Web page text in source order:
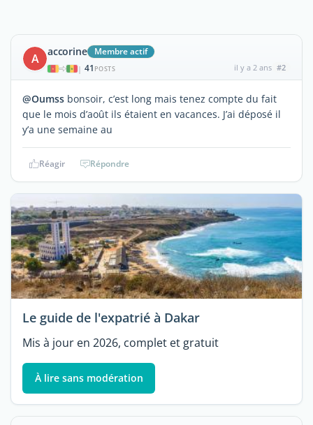
A accorine Membre actif
| 41 POSTS il y a 2 ans #2
@Oumss bonsoir, c’est long mais tenez compte du fait
que le mois d’août ils étaient en vacances. J’ai déposé il
y’a une semaine au
Réagir Répondre
Le guide de l'expatrié à Dakar
Mis à jour en 2026, complet et gratuit
À lire sans modération